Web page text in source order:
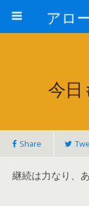
アロ
今日
Share
継続は力なり、